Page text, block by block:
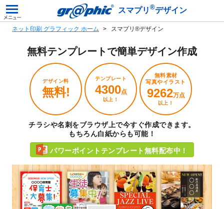
スマプリ ®デザイン
ネット印刷 グラフィック ホーム スマプリ®デザイン
無料テンプレートで簡単デザイン作成
デザイン料
無料!
テンプレート
4300点
以上！
無料素材
写真やイラスト
9262万点
以上！
チラシや名刺をブラウザ上で今すぐ作成できます。
もちろん白紙からも可能！
パワーポイントテンプレート無料配布中！